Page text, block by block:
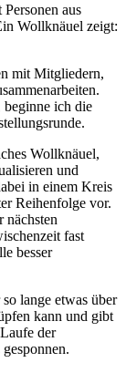
aus
Wollknäuel zeigt:
mit Mitgliedern,
ich die
Wollknäuel,
und
in einem Kreis
Reihenfolge vor.
nächsten
fast
besser
lange etwas über
kann und gibt
der